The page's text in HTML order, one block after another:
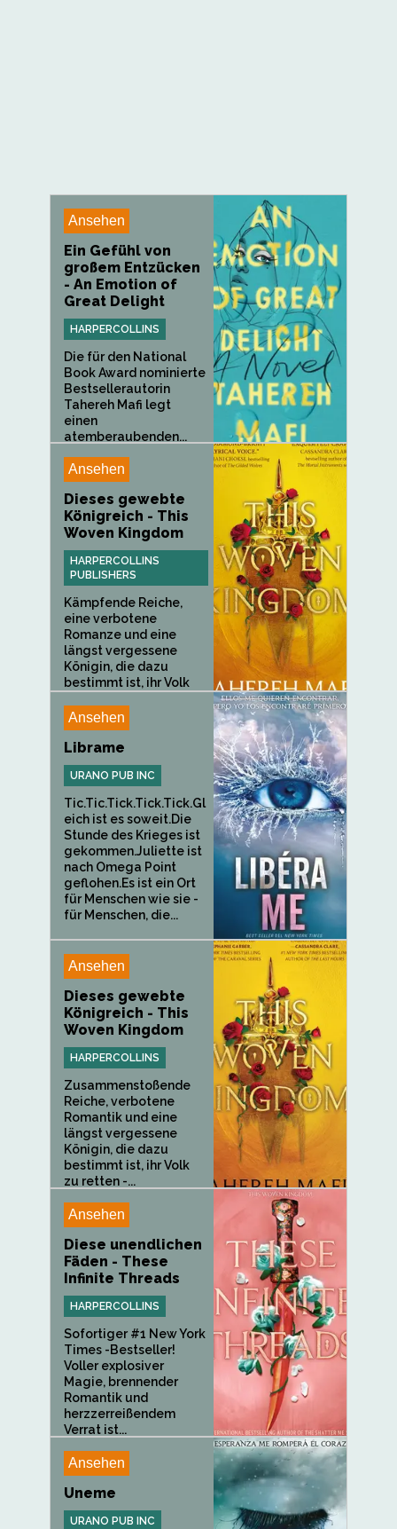
Ansehen
Ein Gefühl von
großem Entzücken
- An Emotion of
Great Delight
HARPERCOLLINS
Die für den National
Book Award nominierte
Bestsellerautorin
Tahereh Mafi legt
einen
atemberaubenden...
Ansehen
Dieses gewebte
Königreich - This
Woven Kingdom
HARPERCOLLINS
PUBLISHERS
Kämpfende Reiche,
eine verbotene
Romanze und eine
längst vergessene
Königin, die dazu
bestimmt ist, ihr Volk
Ansehen
Librame
URANO PUB INC
Tic.Tic.Tick.Tick.Tick.Gl
eich ist es soweit.Die
Stunde des Krieges ist
gekommen.Juliette ist
nach Omega Point
geflohen.Es ist ein Ort
für Menschen wie sie -
für Menschen, die...
Ansehen
Dieses gewebte
Königreich - This
Woven Kingdom
HARPERCOLLINS
Zusammenstoßende
Reiche, verbotene
Romantik und eine
längst vergessene
Königin, die dazu
bestimmt ist, ihr Volk
zu retten -...
Ansehen
Diese unendlichen
Fäden - These
Infinite Threads
HARPERCOLLINS
Sofortiger #1 New York
Times -Bestseller!
Voller explosiver
Magie, brennender
Romantik und
herzzerreißendem
Verrat ist...
Ansehen
Uneme
URANO PUB INC